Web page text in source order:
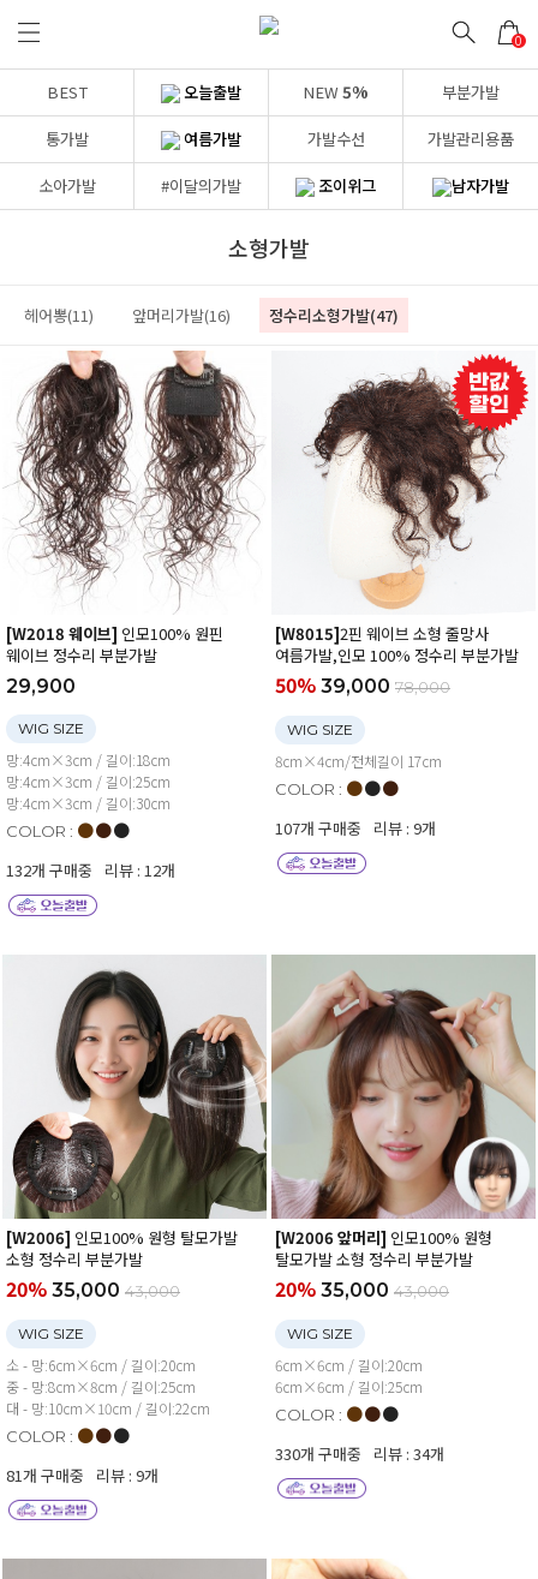
0
BEST 오늘출발 NEW 5% 부분가발
통가발 여름가발 가발수선 가발관리용품
소아가발 #이달의가발 조이위그 남자가발
소형가발
헤어뽕(11) 앞머리가발(16) 정수리소형가발(47)
[W2018 웨이브] 인모100% 원핀
웨이브 정수리 부분가발
29,900
WIG SIZE
망:4cm×3cm / 길이:18cm
망:4cm×3cm / 길이:25cm
망:4cm×3cm / 길이:30cm
COLOR : ● ● ●
132개 구매중 리뷰 : 12개
[W8015]2핀 웨이브 소형 줄망사
여름가발,인모 100% 정수리 부분가발
50% 39,000 78,000
WIG SIZE
8cm×4cm/전체길이 17cm
COLOR : ● ● ●
107개 구매중 리뷰 : 9개
[W2006] 인모100% 원형 탈모가발
소형 정수리 부분가발
20% 35,000 43,000
WIG SIZE
소 - 망:6cm×6cm / 길이:20cm
중 - 망:8cm×8cm / 길이:25cm
대 - 망:10cm×10cm / 길이:22cm
COLOR : ● ● ●
81개 구매중 리뷰 : 9개
[W2006 앞머리] 인모100% 원형
탈모가발 소형 정수리 부분가발
20% 35,000 43,000
WIG SIZE
6cm×6cm / 길이:20cm
6cm×6cm / 길이:25cm
COLOR : ● ● ●
330개 구매중 리뷰 : 34개